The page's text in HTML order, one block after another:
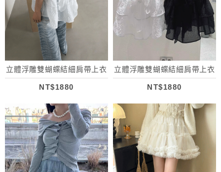
立體浮雕雙蝴蝶結細肩帶上衣
NT$1880
立體浮雕雙蝴蝶結細肩帶上衣
NT$1880